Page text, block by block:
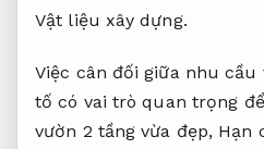
Vật liệu xây dựng.
Việc cân đối giữa nhu cầu
tố có vai trò quan trọng
vườn 2 tầng vừa đẹp, Hạn